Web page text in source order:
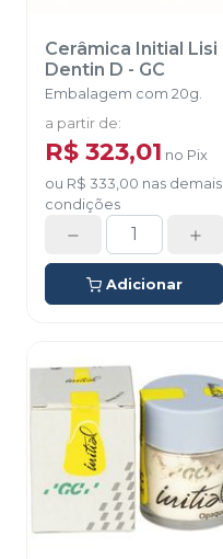
Cerâmica Initial Lisi
Dentin D - GC
Embalagem com 20g.
a partir de:
R$ 323,01 no Pix
ou R$ 333,00 nas demais
condições
Adicionar